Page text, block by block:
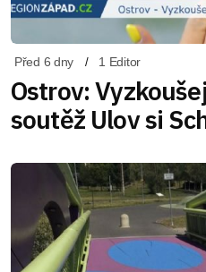
Před 6 dny 1 Editor
Ostrov:
soutěž Ulov si